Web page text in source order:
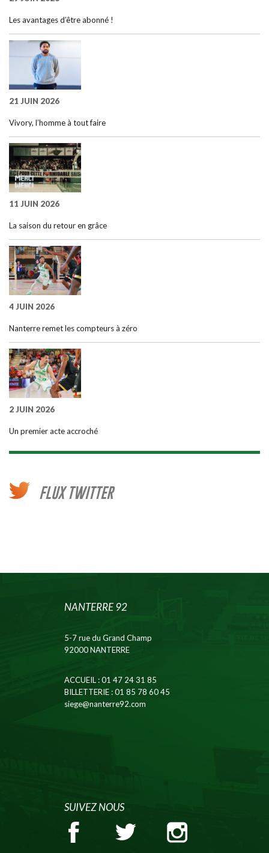
Les avantages d’être abonné !
21 JUIN 2026
Vivory, l’homme à tout faire
11 JUIN 2026
La saison du retour en grâce
4 JUIN 2026
Nanterre remet les compteurs à zéro
2 JUIN 2026
Un premier acte accroché
FLUX TWITTER
NANTERRE 92
5-7 rue du Grand Champ
92000 NANTERRE
ACCUEIL: 01 47 24 31 85
BILLETTERIE: 01 85 78 60 45
siege@nanterre92.com
SUIVEZ NOUS